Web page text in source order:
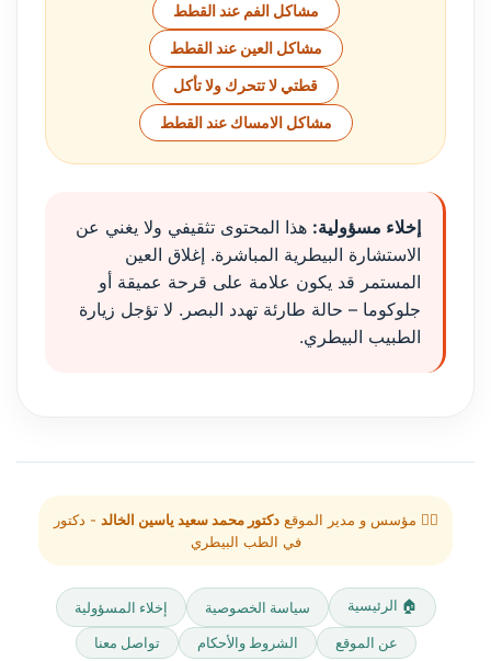
مشاكل الفم عند القطط
مشاكل العين عند القطط
قطتي لا تتحرك ولا تأكل
مشاكل الامساك عند القطط
إخلاء مسؤولية: هذا المحتوى تثقيفي ولا يغني عن
الاستشارة البيطرية المباشرة. إغلاق العين
المستمر قد يكون علامة على قرحة عميقة أو
جلوكوما – حالة طارئة تهدد البصر. لا تؤجل زيارة
الطبيب البيطري.
👨‍⚕️ مؤسس و مدير الموقعدكتور محمد سعيد ياسين الخالد - دكتور
في الطب البيطري
🏠 الرئيسية سياسة الخصوصية إخلاء المسؤولية
عن الموقع الشروط والأحكام تواصل معنا